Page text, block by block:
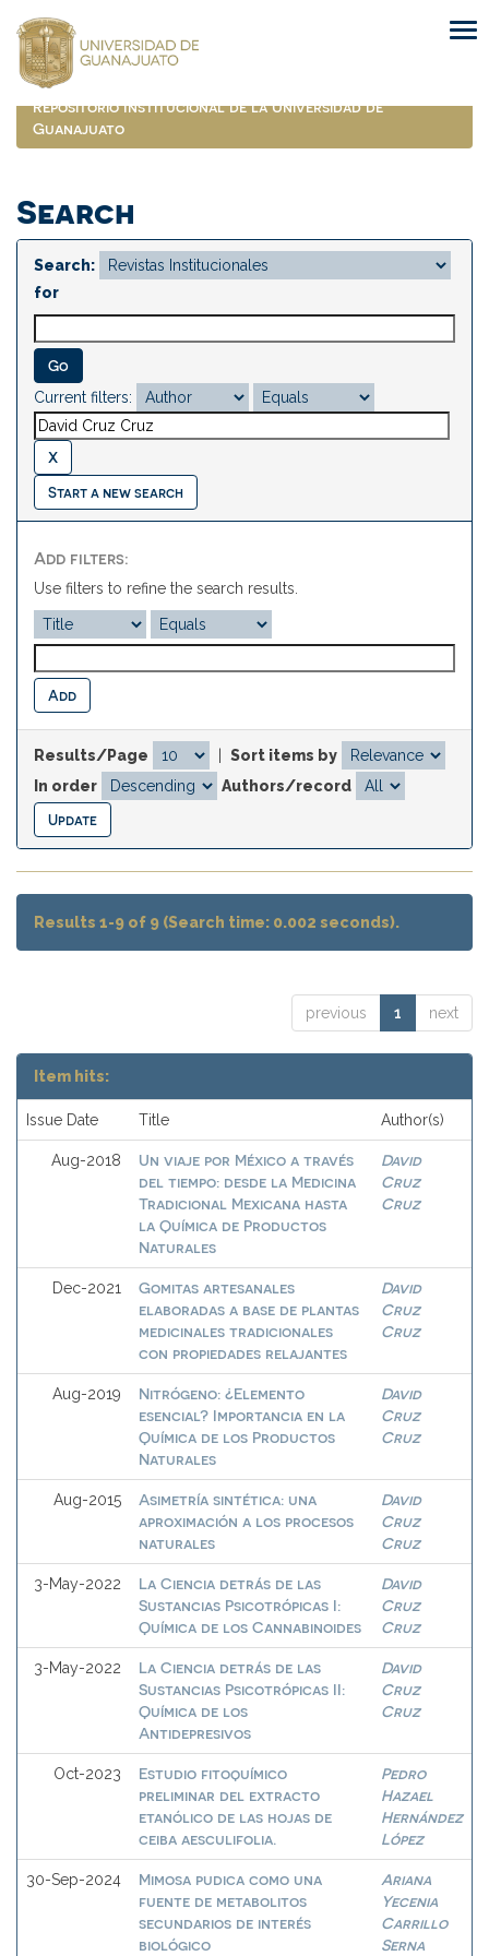
navigation
Repositorio Institucional de la Universidad de
Guanajuato
Search
Search:
for
Current filters:
Start a new search
Add filters:
Use filters to refine the search results.
Results/Page
Sort items by
In order
Authors/record
Results 1-9 of 9 (Search time: 0.002 seconds).
previous 1 next
Item hits:
Issue Date Title Author(s)
Aug-2018
Un viaje por México a través
del tiempo: desde la Medicina
Tradicional Mexicana hasta
la Química de Productos
Naturales
David
Cruz
Cruz
Dec-2021
Gomitas artesanales
elaboradas a base de plantas
medicinales tradicionales
con propiedades relajantes
David
Cruz
Cruz
Aug-2019
Nitrógeno: ¿Elemento
esencial? Importancia en la
Química de los Productos
Naturales
David
Cruz
Cruz
Aug-2015
Asimetría sintética: una
aproximación a los procesos
naturales
David
Cruz
Cruz
3-May-2022
La Ciencia detrás de las
Sustancias Psicotrópicas I:
Química de los Cannabinoides
David
Cruz
Cruz
3-May-2022
La Ciencia detrás de las
Sustancias Psicotrópicas II:
Química de los
Antidepresivos
David
Cruz
Cruz
Oct-2023
Estudio fitoquímico
preliminar del extracto
etanólico de las hojas de
ceiba aesculifolia.
Pedro
Hazael
Hernández
López
30-Sep-2024
Mimosa pudica como una
fuente de metabolitos
secundarios de interés
biológico
Ariana
Yecenia
Carrillo
Serna